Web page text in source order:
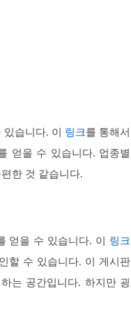
습니다. 이 링크를 통해서
얻을 수 있습니다. 업종별
한 것 같습니다.
얻을 수 있습니다. 이 링크
할 수 있습니다. 이 게시판
는 공간입니다. 하지만 굉